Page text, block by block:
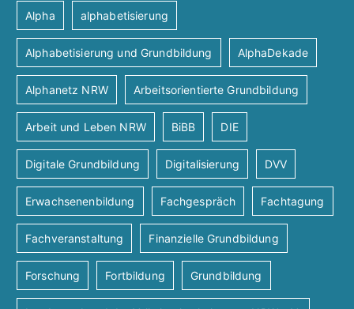
Alpha alphabetisierung
Alphabetisierung und Grundbildung AlphaDekade
Alphanetz NRW Arbeitsorientierte Grundbildung
Arbeit und Leben NRW BiBB DIE
Digitale Grundbildung Digitalisierung DVV
Erwachsenenbildung Fachgespräch Fachtagung
Fachveranstaltung Finanzielle Grundbildung
Forschung Fortbildung Grundbildung